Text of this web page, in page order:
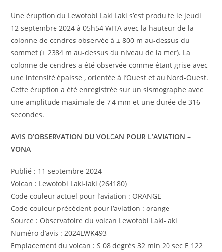
Une éruption du Lewotobi Laki Laki s’est produite le jeudi
12 septembre 2024 à 05h54 WITA avec la hauteur de la
colonne de cendres observée à ± 800 m au-dessus du
sommet (± 2384 m au-dessus du niveau de la mer). La
colonne de cendres a été observée comme étant grise avec
une intensité épaisse , orientée à l’Ouest et au Nord-Ouest.
Cette éruption a été enregistrée sur un sismographe avec
une amplitude maximale de 7,4 mm et une durée de 316
secondes.
AVIS D’OBSERVATION DU VOLCAN POUR L’AVIATION –
VONA
Publié : 11 septembre 2024
Volcan : Lewotobi Laki-laki (264180)
Code couleur actuel pour l’aviation : ORANGE
Code couleur précédent pour l’aviation : orange
Source : Observatoire du volcan Lewotobi Laki-laki
Numéro d’avis : 2024LWK493
Emplacement du volcan : S 08 degrés 32 min 20 sec E 122